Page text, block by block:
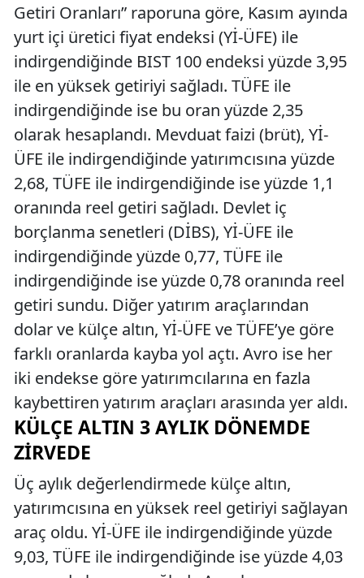
Getiri Oranları” raporuna göre, Kasım ayında
yurt içi üretici fiyat endeksi (Yİ-ÜFE) ile
indirgendiğinde BIST 100 endeksi yüzde 3,95
ile en yüksek getiriyi sağladı. TÜFE ile
indirgendiğinde ise bu oran yüzde 2,35
olarak hesaplandı. Mevduat faizi (brüt), Yİ-
ÜFE ile indirgendiğinde yatırımcısına yüzde
2,68, TÜFE ile indirgendiğinde ise yüzde 1,1
oranında reel getiri sağladı. Devlet iç
borçlanma senetleri (DİBS), Yİ-ÜFE ile
indirgendiğinde yüzde 0,77, TÜFE ile
indirgendiğinde ise yüzde 0,78 oranında reel
getiri sundu. Diğer yatırım araçlarından
dolar ve külçe altın, Yİ-ÜFE ve TÜFE’ye göre
farklı oranlarda kayba yol açtı. Avro ise her
iki endekse göre yatırımcılarına en fazla
kaybettiren yatırım araçları arasında yer aldı.
KÜLÇE ALTIN 3 AYLIK DÖNEMDE
ZIRVEDE
Üç aylık değerlendirmede külçe altın,
yatırımcısına en yüksek reel getiriyi sağlayan
araç oldu. Yİ-ÜFE ile indirgendiğinde yüzde
9,03, TÜFE ile indirgendiğinde ise yüzde 4,03